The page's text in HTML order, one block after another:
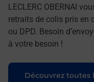
LECLERC OBERNAI
retraits de colis pris en
ou DPD. Besoin
à votre besoin !
Découvrez toutes